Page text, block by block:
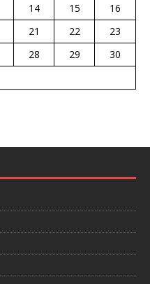
14 15
16
21 22
23
28 29
30